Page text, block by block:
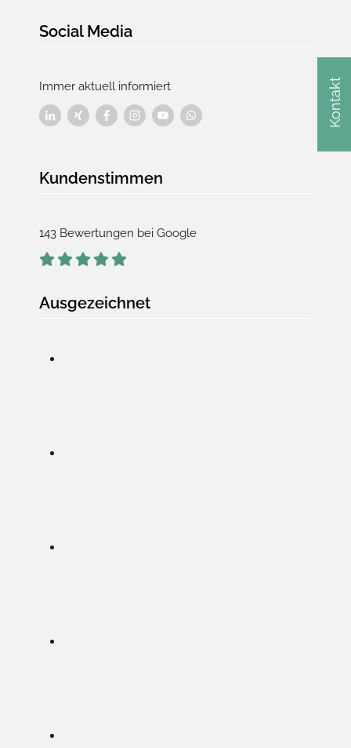
Kontakt
Social Media
Immer aktuell informiert
Kundenstimmen
143 Bewertungen bei Google
Ausgezeichnet